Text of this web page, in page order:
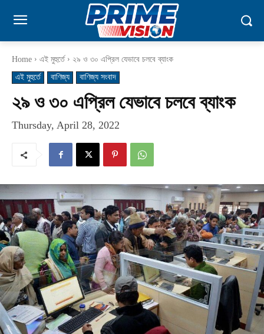
Home এই মুহুর্তে
২৯ ও ৩০ এপ্রিল যেভাবে চলবে ব্যাংক
এই মুহুর্তে
বাণিজ্য বাণিজ্য সংবাদ
২৯ ও ৩০ এপ্রিল যেভাবে চলবে ব্যাংক
Thursday, April 28, 2022